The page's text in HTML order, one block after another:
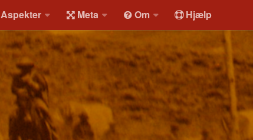
Aspekter Meta Om Hjælp